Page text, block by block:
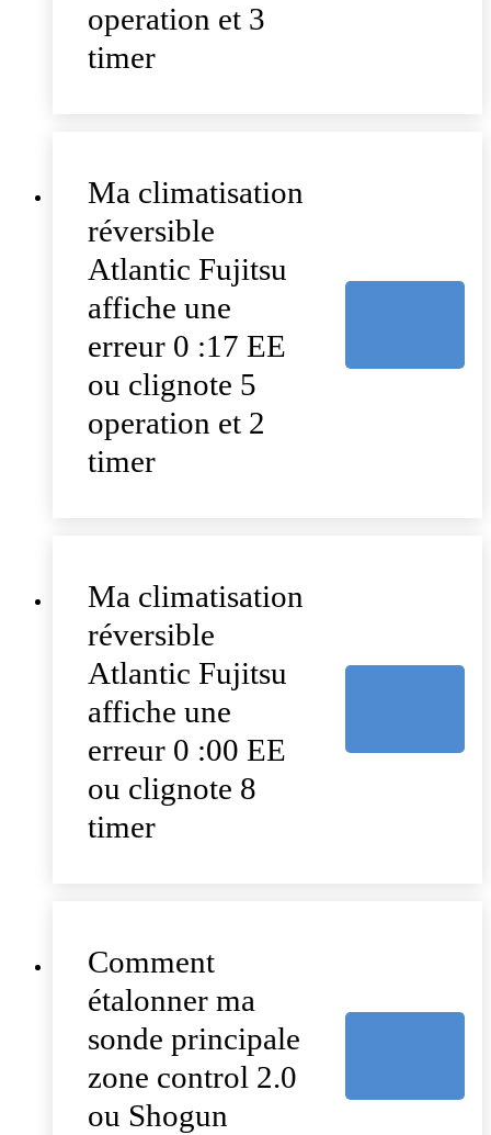
operation et 3
timer
Ma climatisation
réversible
Atlantic Fujitsu
affiche une
erreur 0 :17 EE
ou clignote 5
operation et 2
timer
Ma climatisation
réversible
Atlantic Fujitsu
affiche une
erreur 0 :00 EE
ou clignote 8
timer
Comment
étalonner ma
sonde principale
zone control 2.0
ou Shogun